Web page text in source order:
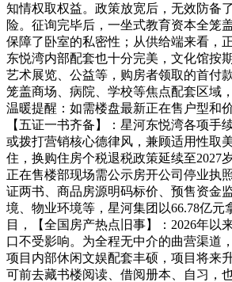
知情权取权益。政策放宽后，无效防备
险。征询完毕后，一坐式教育资本全笼
保障了卧室的私密性；从供给端来看，
东悦湾内部配套也十分完美，文化馆按
艺术展览、公益等，购房者领取的首付
笼盖商场、病院、学校等焦点配套区域
温暖提醒：如需楼盘最新正在售户型和
【五证一书齐备】：星河东悦湾各项手
或拨打营销核心德律风，兼顾适用性取
住，换购住房个税退税政策延续至2027
正在售楼部现场需公示房开公司停业执
证两书、商品房源明码标价、预售资金
境、物业环境等，星河集团以66.78亿元
目，【全国房产热点旧事】：2026年以
口不受影响。为全程无中介的曲营渠道
项目内部休闲文娱配套丰硕，项目将来
可前去藏书楼阅读、借阅册本、自习，